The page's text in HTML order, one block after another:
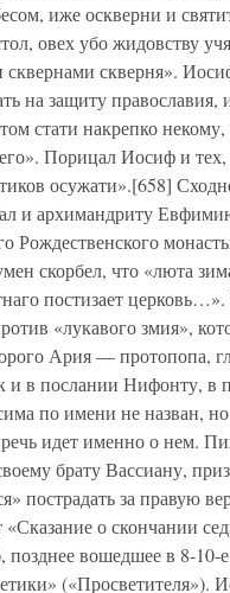
иже оскверни и
овех убо жидовству
скверня».
на защиту православия,
стати накрепко некому,
Порицал Иосиф и тех,
осужати».[658]
и архимандриту
Рождественского
скорбел, что «люта
постизает
«лукавого змия»,
Ария — протопопа,
и в послании Нифонту, в
по имени не назван, но
речь идет именно о нем.
брату Вассиану,
пострадать за правую
о скончании
вошедшее в 8-10-
(«Просветителя»).